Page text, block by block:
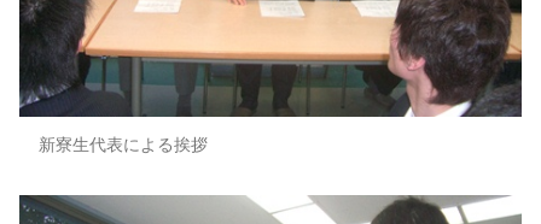
新寮生代表による挨拶